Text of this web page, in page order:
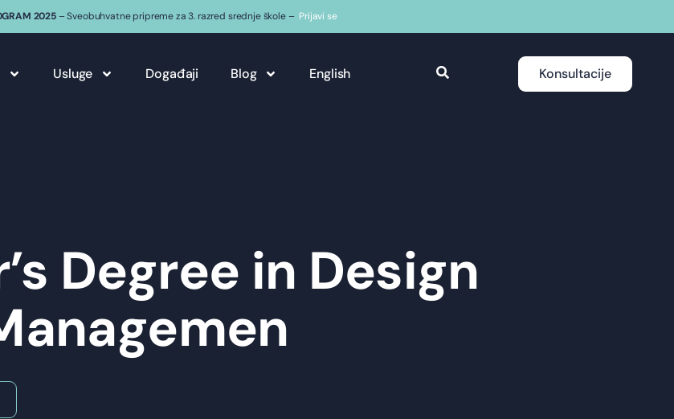
2025– Sveobuhvatne pripreme za 3. razred srednje škole – Prijavi se
Usluge Događaji Blog English Konsultacije
Degree in Design